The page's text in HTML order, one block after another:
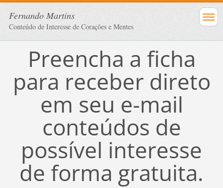
Fernando Martins
Conteúdo de Interesse de Corações e Mentes
Preencha a ficha
para receber direto
em seu e-mail
conteúdos de
possível interesse
de forma gratuita.